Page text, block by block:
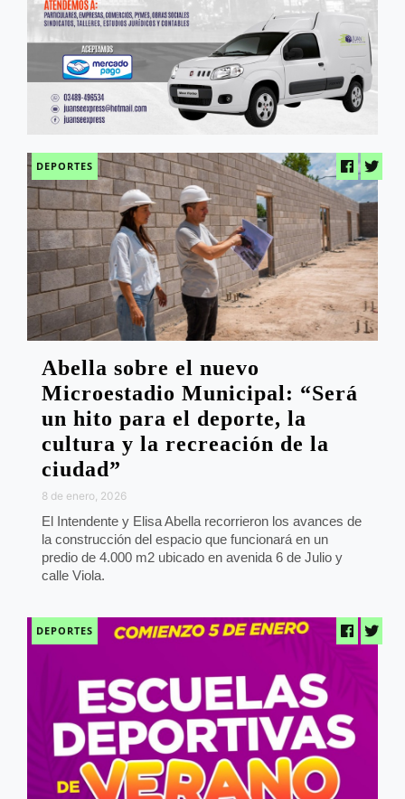
DEPORTES
Abella sobre el nuevo
Microestadio Municipal: “Será
un hito para el deporte, la
cultura y la recreación de la
ciudad”
8 de enero, 2026
El Intendente y Elisa Abella recorrieron los avances de
la construcción del espacio que funcionará en un
predio de 4.000 m2 ubicado en avenida 6 de Julio y
calle Viola.
DEPORTES